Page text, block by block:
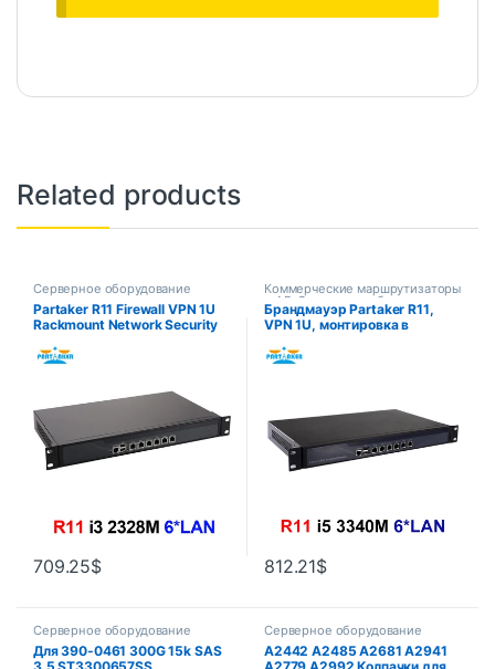
Related products
Серверное оборудование
Partaker R11 Firewall VPN 1U
Rackmount Network Security
Core I3 2328M 6 Intel Gigabit
709.25$
Коммерческие маршрутизаторы
и AP Серверное оборудование
Брандмауэр Partaker R11,
VPN 1U, монтировка в
прибор, маршрутизатор, ПК,
812.21$
Серверное оборудование
Для 390-0461 300G 15k SAS
Серверное оборудование
A2442 A2485 A2681 A2941